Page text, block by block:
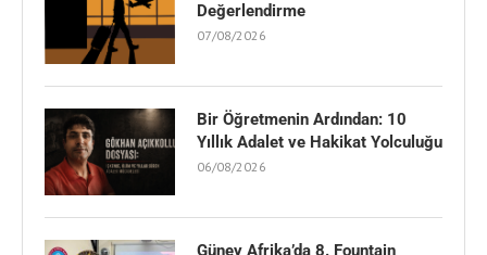
Değerlendirme
07/08/2026
Bir Öğretmenin Ardından: 10
Yıllık Adalet ve Hakikat Yolculuğu
06/08/2026